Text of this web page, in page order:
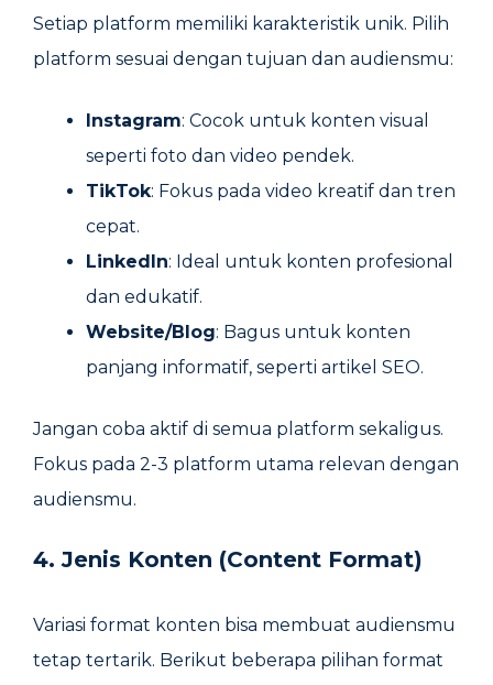
Setiap platform memiliki karakteristik unik. Pilih
platform sesuai dengan tujuan dan audiensmu:
Instagram: Cocok untuk konten visual
seperti foto dan video pendek.
TikTok: Fokus pada video kreatif dan tren
cepat.
LinkedIn: Ideal untuk konten profesional
dan edukatif.
Website/Blog: Bagus untuk konten
panjang informatif, seperti artikel SEO.
Jangan coba aktif di semua platform sekaligus.
Fokus pada 2-3 platform utama relevan dengan
audiensmu.
4. Jenis Konten (Content Format)
Variasi format konten bisa membuat audiensmu
tetap tertarik. Berikut beberapa pilihan format